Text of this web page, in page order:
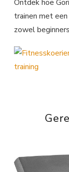
Ontdek hoe
trainen met
zowel